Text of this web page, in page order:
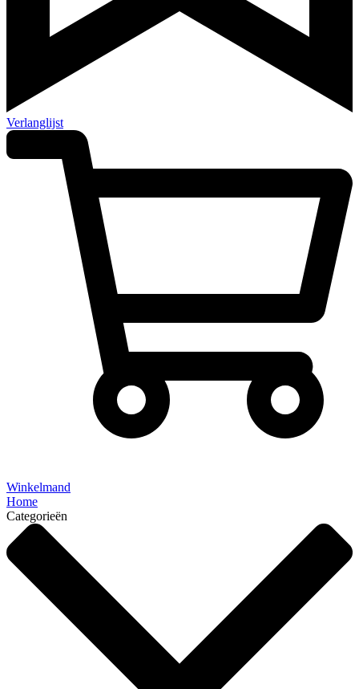
Verlanglijst
Winkelmand
Home
Categorieën